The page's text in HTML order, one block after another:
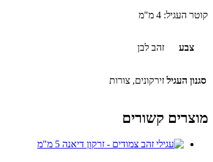
קוטר העגיל: 4 מ"מ
צבע זהב לבן
סגנון העגיל זירקונים, צורות
מוצרים קשורים